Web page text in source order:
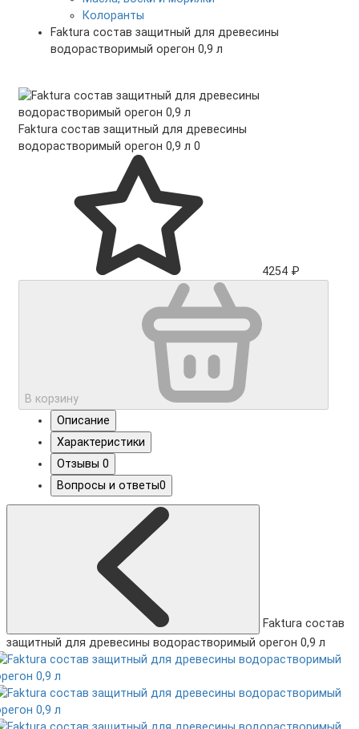
Колоранты
Faktura состав защитный для древесины
водорастворимый орегон 0,9 л
Faktura состав защитный для древесины
водорастворимый орегон 0,9 л 0
4254 ₽
В корзину
Описание
Характеристики
Отзывы 0
Вопросы и ответы0
Faktura состав
защитный для древесины водорастворимый орегон 0,9 л